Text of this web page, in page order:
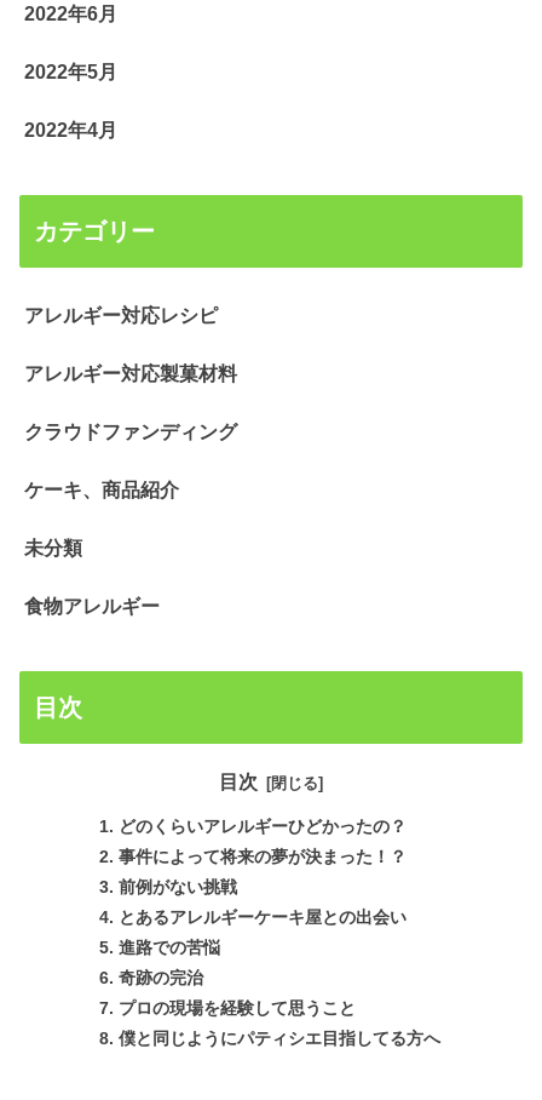
2022年6月
2022年5月
2022年4月
カテゴリー
アレルギー対応レシピ
アレルギー対応製菓材料
クラウドファンディング
ケーキ、商品紹介
未分類
食物アレルギー
目次
目次
どのくらいアレルギーひどかったの？
事件によって将来の夢が決まった！？
前例がない挑戦
とあるアレルギーケーキ屋との出会い
進路での苦悩
奇跡の完治
プロの現場を経験して思うこと
僕と同じようにパティシエ目指してる方へ